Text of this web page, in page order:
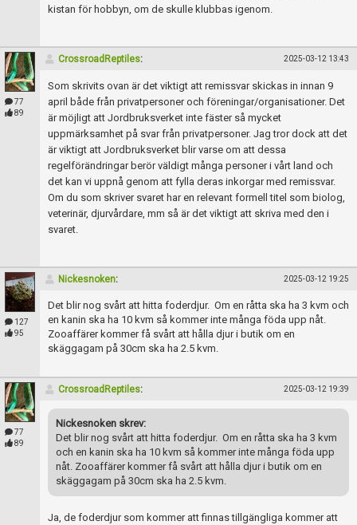
kistan för hobbyn, om de skulle klubbas igenom.
77
89
CrossroadReptiles: 2025-03-12 13:43
Som skrivits ovan är det viktigt att remissvar skickas in innan 9
april både från privatpersoner och föreningar/organisationer. Det
är möjligt att Jordbruksverket inte fäster så mycket
uppmärksamhet på svar från privatpersoner. Jag tror dock att det
är viktigt att Jordbruksverket blir varse om att dessa
regelförändringar berör väldigt många personer i vårt land och
det kan vi uppnå genom att fylla deras inkorgar med remissvar.
Om du som skriver svaret har en relevant formell titel som biolog,
veterinär, djurvårdare, mm så är det viktigt att skriva med den i
svaret.
127
95
Nickesnoken: 2025-03-12 19:25
Det blir nog svårt att hitta foderdjur. Om en råtta ska ha 3 kvm och
en kanin ska ha 10 kvm så kommer inte många föda upp nåt.
Zooaffärer kommer få svårt att hålla djur i butik om en
skäggagam på 30cm ska ha 2.5 kvm.
77
89
CrossroadReptiles: 2025-03-12 19:39
Nickesnoken skrev:
Det blir nog svårt att hitta foderdjur. Om en råtta ska ha 3 kvm
och en kanin ska ha 10 kvm så kommer inte många föda upp
nåt. Zooaffärer kommer få svårt att hålla djur i butik om en
skäggagam på 30cm ska ha 2.5 kvm.
Ja, de foderdjur som kommer att finnas tillgängliga kommer att